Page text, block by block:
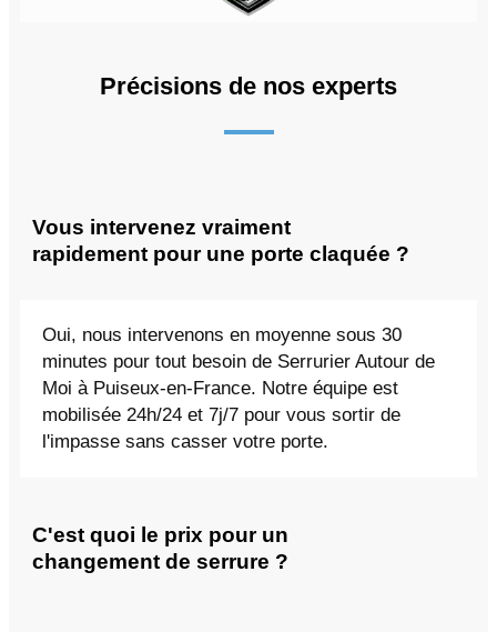
Précisions de nos experts
Vous intervenez vraiment
rapidement pour une porte claquée ?
Oui, nous intervenons en moyenne sous 30
minutes pour tout besoin de Serrurier Autour de
Moi à Puiseux-en-France. Notre équipe est
mobilisée 24h/24 et 7j/7 pour vous sortir de
l'impasse sans casser votre porte.
C'est quoi le prix pour un
changement de serrure ?